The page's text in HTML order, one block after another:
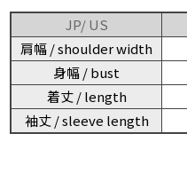
JP/ US
肩幅 / shoulder width
身幅 / bust
着丈 / length
袖丈 / sleeve length